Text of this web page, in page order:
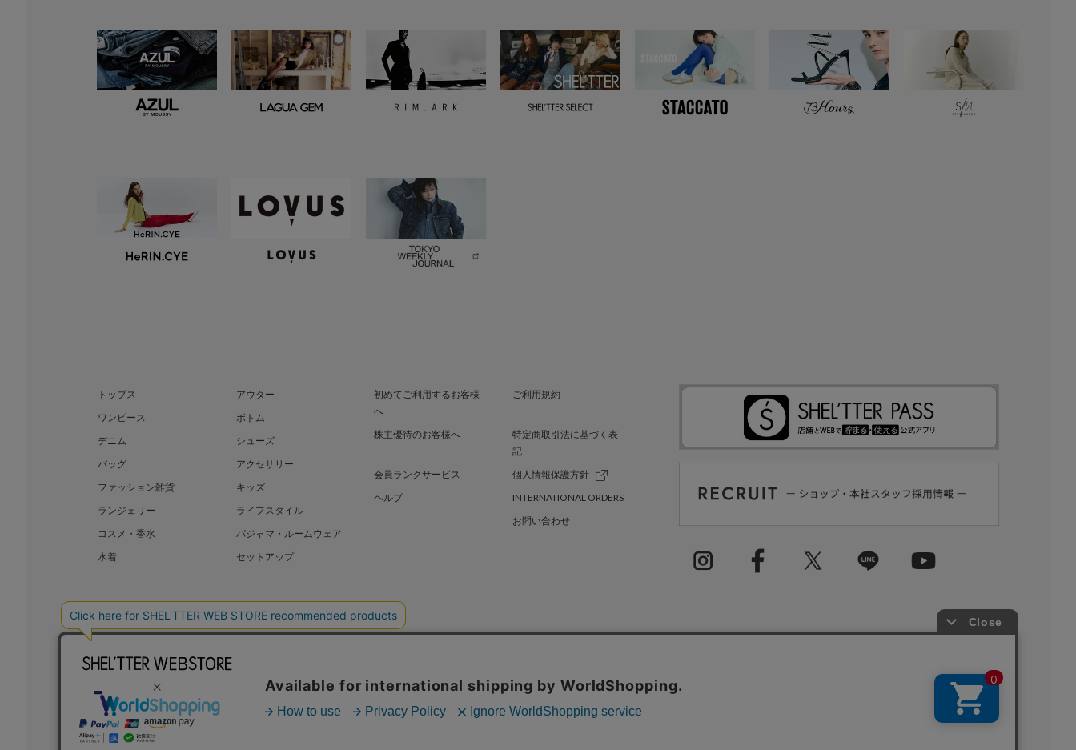
トップス
アウター
ワンピース
ボトム
デニム
シューズ
バッグ
アクセサリー
ファッション雑貨
キッズ
ランジェリー
ライフスタイル
コスメ・香水
パジャマ・ルームウェア
水着
セットアップ
初めてご利用するお客様
へ
ご利用規約
株主優待のお客様へ
特定商取引法に基づく表
記
会員ランクサービス
個人情報保護方針
ヘルプ
INTERNATIONAL ORDERS
お問い合わせ
BAROQUE JAPAN LIMITED SHEL’TTER GREEN 採用情報
COPYRIGHT © BAROQUE JAPAN LIMITED ALL RIGHTS RESERVED.